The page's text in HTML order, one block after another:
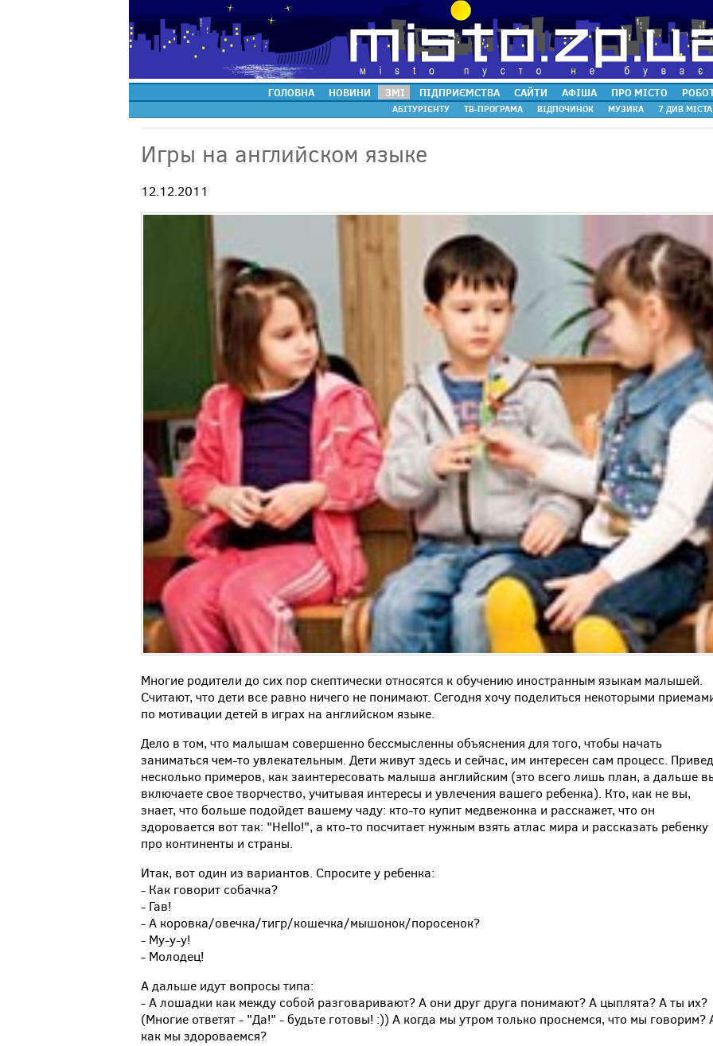
ГОЛОВНА НОВИНИ ЗМІ ПІДПРИЄМСТВА САЙТИ АФІША ПРО МІСТО
АБІТУРІЄНТУ ТВ-ПРОГРАМА ВІДПОЧИНОК МУЗИКА 7 ДИВ МІСТА
Игры на английском языке
12.12.2011
Многие родители до сих пор скептически относятся к обучению иностранным языкам малышей.
Считают, что дети все равно ничего не понимают. Сегодня хочу поделиться некоторыми
по мотивации детей в играх на английском языке.
Дело в том, что малышам совершенно бессмысленны объяснения для того, чтобы начать
заниматься чем-то увлекательным. Дети живут здесь и сейчас, им интересен сам процесс.
несколько примеров, как заинтересовать малыша английским (это всего лишь план, а дальше
включаете свое творчество, учитывая интересы и увлечения вашего ребенка). Кто, как не вы,
знает, что больше подойдет вашему чаду: кто-то купит медвежонка и расскажет, что он
здоровается вот так: "Hello!", а кто-то посчитает нужным взять атлас мира и рассказать ребенку
про континенты и страны.
Итак, вот один из вариантов. Спросите у ребенка:
- Как говорит собачка?
- Гав!
- А коровка/овечка/тигр/кошечка/мышонок/поросенок?
- Му-у-у!
- Молодец!
А дальше идут вопросы типа:
- А лошадки как между собой разговаривают? А они друг друга понимают? А цыплята? А ты их?
(Многие ответят - "Да!" - будьте готовы! :)) А когда мы утром только проснемся, что мы говорим?
как мы здороваемся?